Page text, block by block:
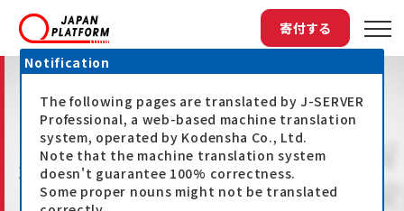
寄付する
最新情報
Notification
The following pages are translated by J-SERVER
Professional, a web-based machine translation
system, operated by Kodensha Co., Ltd.
Note that the machine translation system
doesn't guarantee 100% correctness.
Some proper nouns might not be translated